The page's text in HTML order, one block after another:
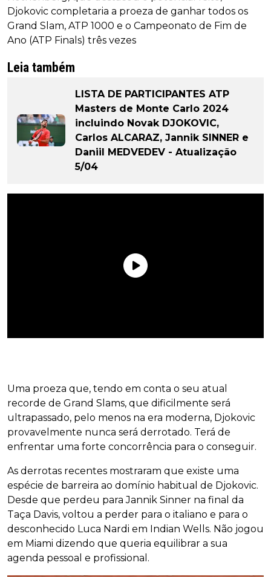
Djokovic completaria a proeza de ganhar todos os
Grand Slam, ATP 1000 e o Campeonato de Fim de
Ano (ATP Finals) três vezes
Leia também
LISTA DE PARTICIPANTES ATP
Masters de Monte Carlo 2024
incluindo Novak DJOKOVIC,
Carlos ALCARAZ, Jannik SINNER e
Daniil MEDVEDEV - Atualização
5/04
Uma proeza que, tendo em conta o seu atual
recorde de Grand Slams, que dificilmente será
ultrapassado, pelo menos na era moderna, Djokovic
provavelmente nunca será derrotado. Terá de
enfrentar uma forte concorrência para o conseguir.
As derrotas recentes mostraram que existe uma
espécie de barreira ao domínio habitual de Djokovic.
Desde que perdeu para Jannik Sinner na final da
Taça Davis, voltou a perder para o italiano e para o
desconhecido Luca Nardi em Indian Wells. Não jogou
em Miami dizendo que queria equilibrar a sua
agenda pessoal e profissional.